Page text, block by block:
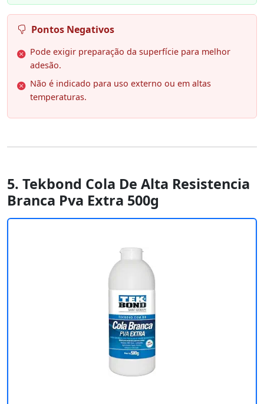
Pontos Negativos
Pode exigir preparação da superfície para melhor
adesão.
Não é indicado para uso externo ou em altas
temperaturas.
5. Tekbond Cola De Alta Resistencia
Branca Pva Extra 500g